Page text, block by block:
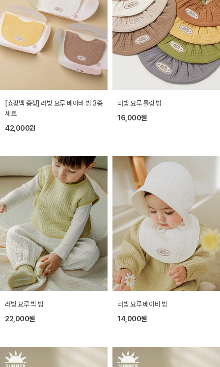
[쇼핑백 증정] 러빙 요루 베이비 빕 3종
세트
42,000원
러빙 요루 롤링 빕
16,000원
러빙 요루 빅 빕
22,000원
러빙 요루 베이비 빕
14,000원